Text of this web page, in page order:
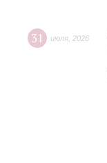
31 июля 2026